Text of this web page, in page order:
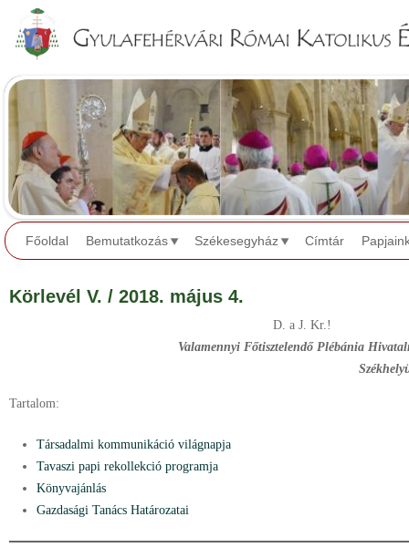
Főoldal Bemutatkozás Székesegyház Címtár
Körlevél V. / 2018. május 4.
D. a J. Kr.!
Valamennyi Főtisztelendő Plébánia
Tartalom:
Társadalmi kommunikáció világnapja
Tavaszi papi rekollekció programja
Könyvajánlás
Gazdasági Tanács Határozatai